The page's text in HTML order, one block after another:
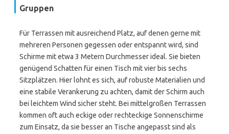
Gruppen
Für Terrassen mit ausreichend Platz, auf denen gerne mit
mehreren Personen gegessen oder entspannt wird, sind
Schirme mit etwa 3 Metern Durchmesser ideal. Sie bieten
genügend Schatten für einen Tisch mit vier bis sechs
Sitzplätzen. Hier lohnt es sich, auf robuste Materialien und
eine stabile Verankerung zu achten, damit der Schirm auch
bei leichtem Wind sicher steht. Bei mittelgroßen Terrassen
kommen oft auch eckige oder rechteckige Sonnenschirme
zum Einsatz, da sie besser an Tische angepasst sind als